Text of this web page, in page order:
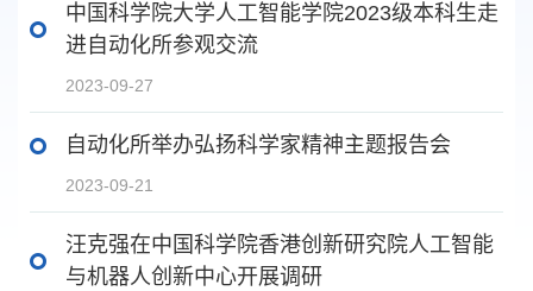
中国科学院大学人工智能学院2023级本科生走
进自动化所参观交流
2023-09-27
自动化所举办弘扬科学家精神主题报告会
2023-09-21
汪克强在中国科学院香港创新研究院人工智能
与机器人创新中心开展调研